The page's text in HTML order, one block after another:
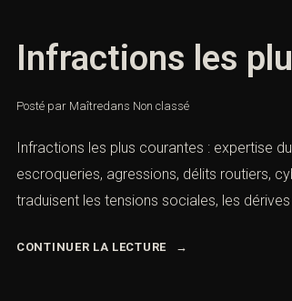
Infractions les
Posté par Maîtredans Non classé
Infractions les plus courantes : expertise
escroqueries, agressions, délits routiers,
traduisent les tensions sociales, les
CONTINUER LA LECTURE